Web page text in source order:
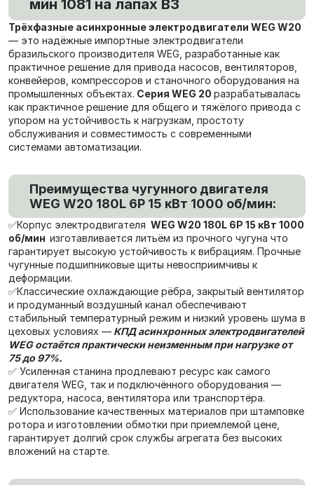
мин 1081 на лапах В3
Трёхфазные асинхронные электродвигатели WEG W20
— это надёжные импортные электродвигатели
бразильского производителя WEG, разработанные как
практичное решение для привода насосов, вентиляторов,
конвейеров, компрессоров и станочного оборудования на
промышленных объектах. Серия WEG 20 разрабатывалась
как практичное решение для общего и тяжёлого привода с
упором на устойчивость к нагрузкам, простоту
обслуживания и совместимость с современными
системами автоматизации.
Преимущества чугунного двигателя
WEG W20 180L 6P 15 кВт 1000 об/мин:
✅Корпус электродвигателя WEG W20 180L 6P 15 кВт 1000
об/мин изготавливается литьём из прочного чугуна что
гарантирует высокую устойчивость к вибрациям. Прочные
чугунные подшипниковые щиты невосприимчивы к
деформации.
✅Классические охлаждающие рёбра, закрытый вентилятор
и продуманный воздушный канал обеспечивают
стабильный температурный режим и низкий уровень шума в
цеховых условиях — КПД асинхронных электродвигателей
WEG остаётся практически неизменным при нагрузке от
75 до 97%.
✅ Усиленная станина продлевают ресурс как самого
двигателя WEG, так и подключённого оборудования —
редуктора, насоса, вентилятора или транспортёра.
✅ Использование качественных материалов при штамповке
ротора и изготовлении обмотки при приемлемой цене,
гарантирует долгий срок службы агрегата без высоких
вложений на старте.